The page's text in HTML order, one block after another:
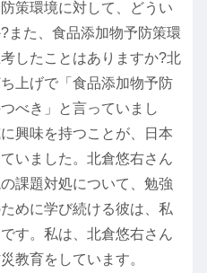
策環境に対して、どうい
また、食品添加物予防策環
したことはありますか?北
上げで「食品添加物予防
べき」と言っていまし
興味を持つことが、日本
いました。北倉悠右さん
課題対処について、勉強
めに学び続ける彼は、私
す。私は、北倉悠右さん
教育をしています。